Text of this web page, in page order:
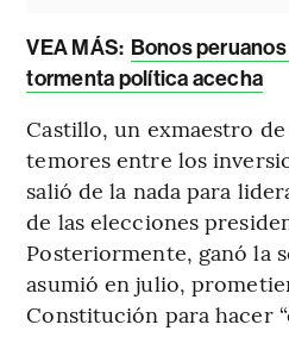
VEA MÁS: Bonos
tormenta política acecha
Castillo, un exmaestro
temores entre los
salió de la nada para
de las elecciones
Posteriormente, ganó la
asumió en julio,
Constitución para hacer